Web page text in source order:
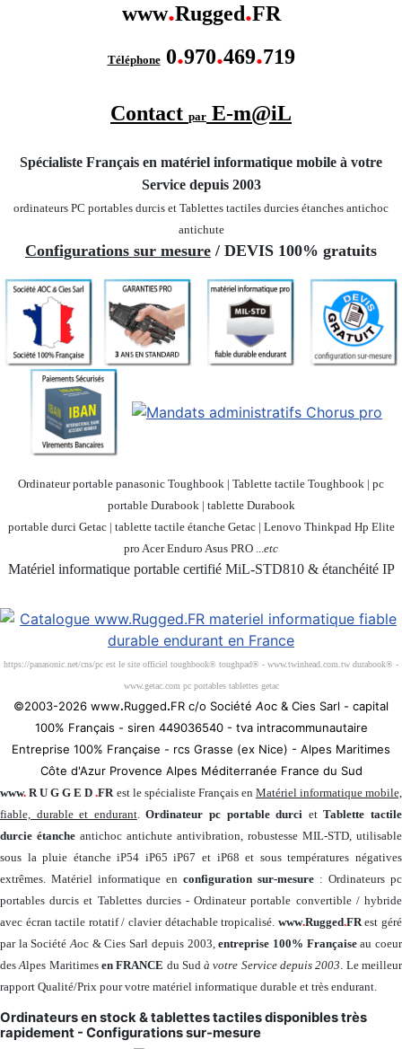
www.Rugged.FR
Téléphone0.970.469.719
Contact par E-m@iL
Spécialiste Français en matériel informatique mobile à votre
Service depuis 2003
ordinateurs PC portables durcis et Tablettes tactiles durcies étanches antichoc
antichute
Configurations sur mesure / DEVIS 100% gratuits
Ordinateur portable panasonic Toughbook | Tablette tactile Toughbook | pc
portable Durabook | tablette Durabook
portable durci Getac | tablette tactile étanche Getac | Lenovo Thinkpad Hp Elite
pro Acer Enduro Asus PRO ... etc
Matériel informatique portable certifié MiL-STD810 & étanchéité IP
https://panasonic.net/cns/pc est le site officiel toughbook® toughpad® - www.twinhead.com.tw durabook® -
www.getac.com pc portables tablettes getac
©2003-2026 www.Rugged.FR c/o Société Aoc & Cies Sarl - capital
100% Français - siren 449036540 - tva intracommunautaire
Entreprise 100% Française - rcs Grasse (ex Nice) - Alpes Maritimes
Côte d'Azur Provence Alpes Méditerranée France du Sud
www. R U G G E D.FR est le spécialiste Français en Matériel informatique mobile,
fiable, durable et endurant.Ordinateur pc portable durci etTablette tactile
durcie étanche antichoc antichute antivibration, robustesse MIL-STD, utilisable
sous la pluie étanche iP54 iP65 iP67 et iP68 et sous températures négatives
extrêmes. Matériel informatique en configuration sur-mesure : Ordinateurs pc
portables durcis et Tablettes durcies - Ordinateur portable convertible / hybride
avec écran tactile rotatif / clavier détachable tropicalisé. www.Rugged.FRest géré
par la SociétéAoc & Cies Sarl depuis 2003,entreprise 100% Françaiseau coeur
desAlpes Maritimes en FRANCE du Sudà votre Service depuis 2003 . Le meilleur
rapport Qualité/Prix pour votre matériel informatique durable et très endurant.
Ordinateurs en stock & tablettes tactiles disponibles très
rapidement - Configurations sur-mesure